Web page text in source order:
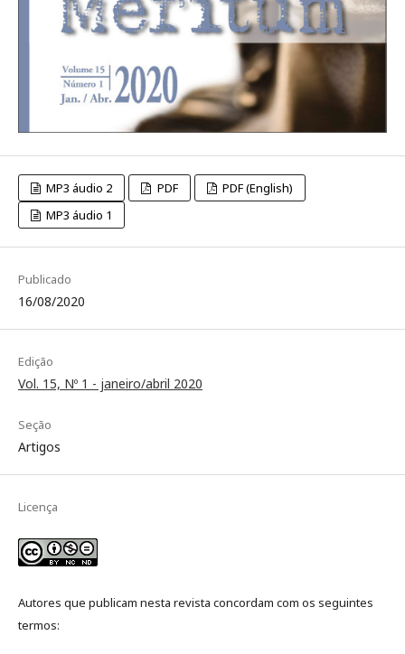
MP3 áudio 2 PDF
PDF (English)
MP3 áudio 1
Publicado
16/08/2020
Edição
Vol. 15, Nº 1 - janeiro/abril 2020
Seção
Artigos
Licença
Autores que publicam nesta revista concordam com os seguintes
termos: